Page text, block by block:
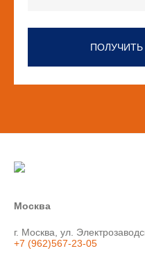
Москва
г. Москва, ул.
+7 (962)567-23-05